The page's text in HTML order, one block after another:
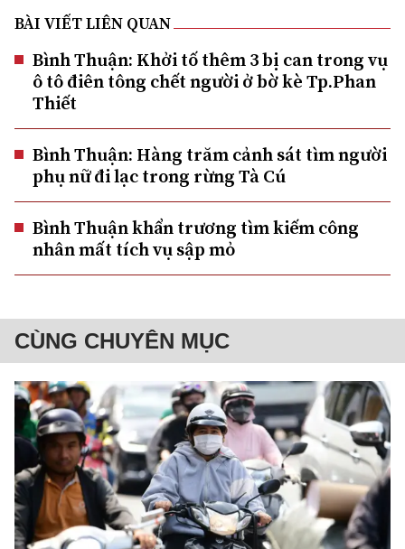
BÀI VIẾT LIÊN QUAN
Bình Thuận: Khởi tố thêm 3 bị can trong vụ
ô tô điên tông chết người ở bờ kè Tp.Phan
Thiết
Bình Thuận: Hàng trăm cảnh sát tìm người
phụ nữ đi lạc trong rừng Tà Cú
Bình Thuận khẩn trương tìm kiếm công
nhân mất tích vụ sập mỏ
CÙNG CHUYÊN MỤC